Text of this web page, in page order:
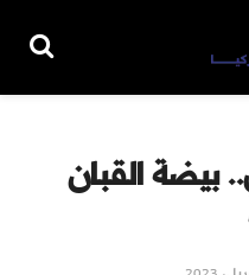
بيضة القبان